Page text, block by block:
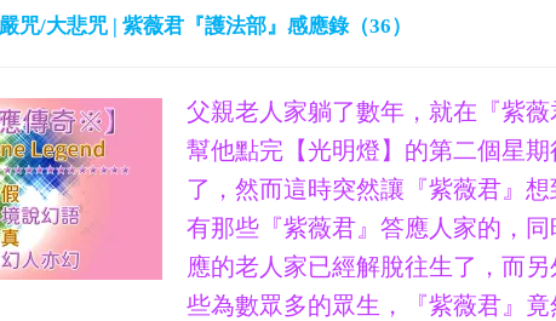
咒/大悲咒 | 紫薇君『護法部』感應錄（36）
父親老人家躺了數年，就在『紫薇
幫他點完【光明燈】的第二個星期
了，然而這時突然讓『紫薇君』想
有那些『紫薇君』答應人家的，同
應的老人家已經解脫往生了，而另
些為數眾多的眾生，『紫薇君』竟